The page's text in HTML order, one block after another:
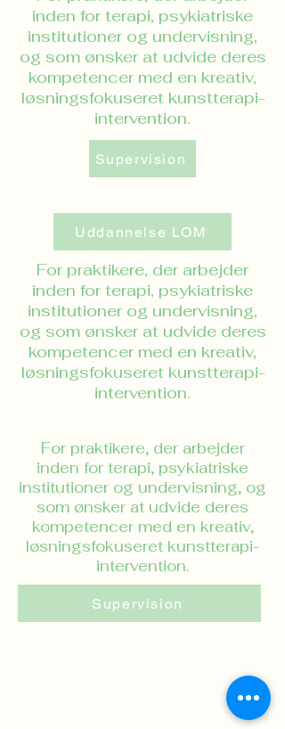
inden for terapi, psykiatriske
institutioner og undervisning,
og som ønsker at udvide deres
kompetencer med en kreativ,
løsningsfokuseret kunstterapi-
intervention.
Supervision
Uddannelse LOM
For praktikere, der arbejder
inden for terapi, psykiatriske
institutioner og undervisning,
og som ønsker at udvide deres
kompetencer med en kreativ,
løsningsfokuseret kunstterapi-
intervention.
For praktikere, der arbejder
inden for terapi, psykiatriske
institutioner og undervisning, og
som ønsker at udvide deres
kompetencer med en kreativ,
løsningsfokuseret kunstterapi-
intervention.
Supervision